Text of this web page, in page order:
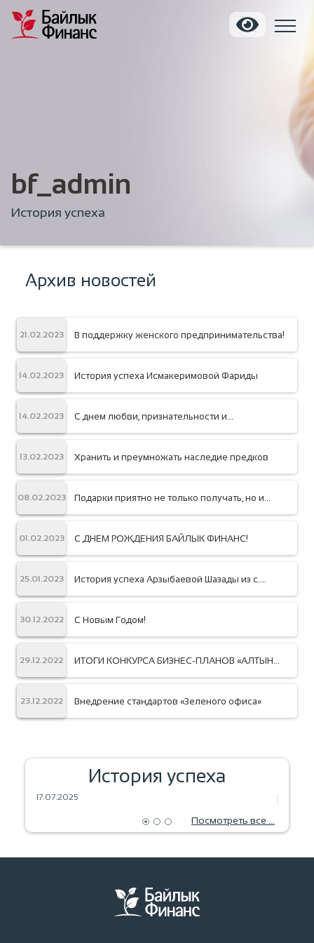
bf_admin
История успеха
Архив новостей
21.02.2023 В поддержку женского предпринимательства!
14.02.2023 История успеха Исмакеримовой Фариды
14.02.2023
С днем любви, признательности и
13.02.2023 Хранить и преумножать наследие предков
08.02.2023
Подарки приятно не только получать, но и
01.02.2023 С ДНЕМ РОЖДЕНИЯ БАЙЛЫК ФИНАНС!
25.01.2023
История успеха Арзыбаевой Шазады из с.
30.12.2022 С Новым Годом!
29.12.2022
ИТОГИ КОНКУРСА БИЗНЕС-ПЛАНОВ «АЛТЫН
23.12.2022 Внедрение стандартов «Зеленого офиса»
История успеха
ЗЕРНА МЕЧТЫ — УРОЖАЙ БУДУЩЕГО
17.07.2025
Посмотреть все ...